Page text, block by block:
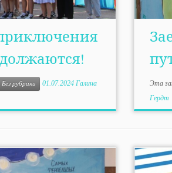
Без рубрики 01.07.2024 Галина
Эта
Гердт